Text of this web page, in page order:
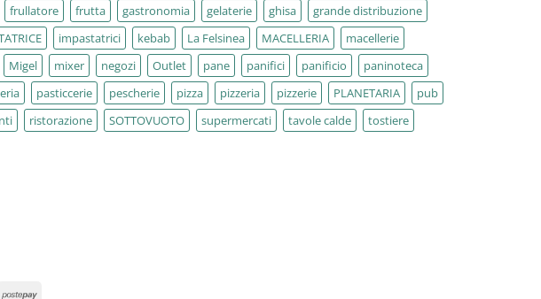
frullatore frutta gastronomia gelaterie ghisa
grande distribuzione
impastatrici kebab La Felsinea MACELLERIA
macellerie
Migel mixer negozi Outlet pane panifici panificio
paninoteca
pasticcerie pescherie pizza pizzeria pizzerie PLANETARIA
pub
ristorazione SOTTOVUOTO supermercati tavole calde tostiere